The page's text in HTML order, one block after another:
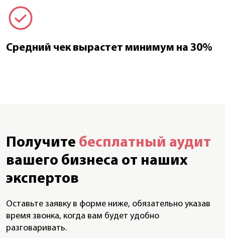
Средний чек вырастет минимум на 30%
Получите бесплатный аудит
вашего бизнеса от наших
экспертов
Оставьте заявку в форме ниже, обязательно указав
время звонка, когда вам будет удобно
разговаривать.